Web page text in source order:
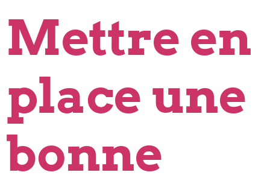
Mettre en
place une
bonne